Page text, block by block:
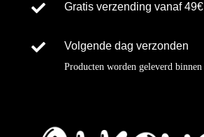
 Gratis verzending vanaf 49€
 Volgende dag verzonden
Producten worden geleverd binnen